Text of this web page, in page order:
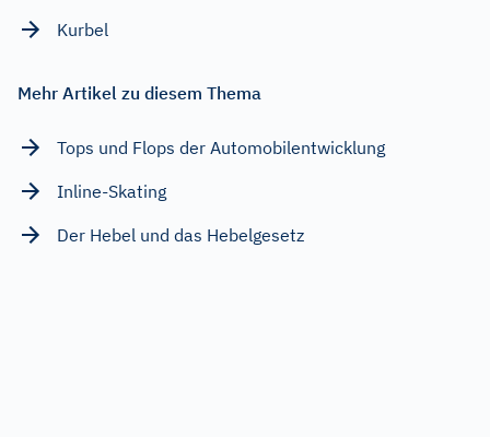
Kurbel
Mehr Artikel zu diesem Thema
Tops und Flops der Automobilentwicklung
Inline-Skating
Der Hebel und das Hebelgesetz